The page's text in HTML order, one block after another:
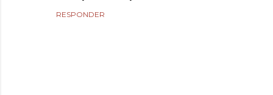
RESPONDER